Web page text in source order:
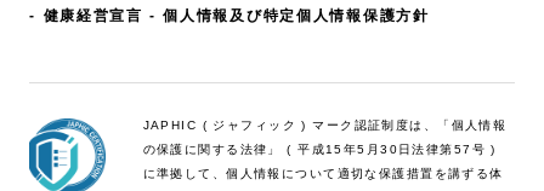
健康経営宣言 個人情報及び特定個人情報保護方針
JAPHIC ( ジャフィック ) マーク認証制度は、「個人情報
の保護に関する法律」 ( 平成15年5月30日法律第57号 )
に準拠して、個人情報について適切な保護措置を講ずる体